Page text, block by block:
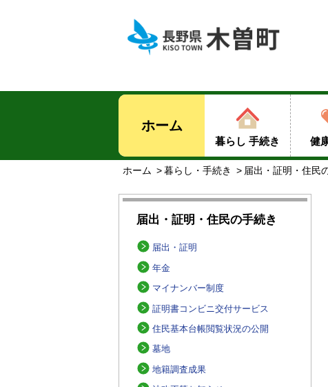
ホーム
暮らし 手続き 健
ホーム 暮らし・手続き 届出・証明・住民
届出・証明・住民の手続き
届出・証明
年金
マイナンバー制度
証明書コンビニ交付サービス
住民基本台帳閲覧状況の公開
墓地
地籍調査成果